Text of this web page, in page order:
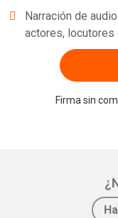
Narración de
actores,
Firma sin